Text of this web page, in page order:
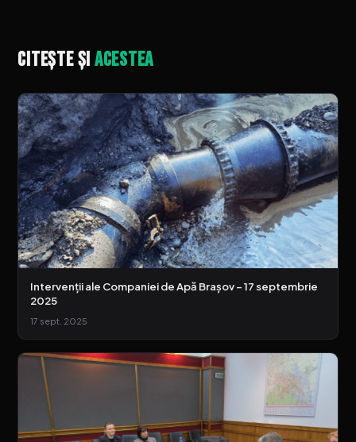
Citește șiacestea
Intervenții ale Companiei de Apă Brașov – 17 septembrie
2025
17 sept. 2025